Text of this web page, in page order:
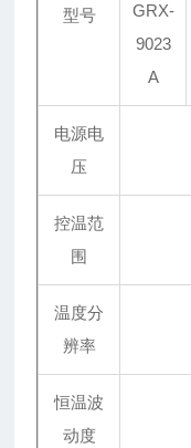
型号
GRX-
9023
A
电源电
压
控温范
围
温度分
辨率
恒温波
动度